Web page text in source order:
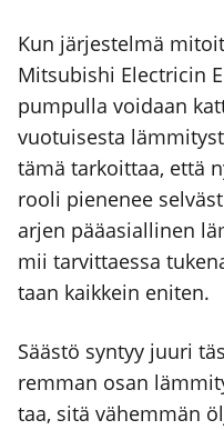
Kun jär­jes­tel­mä
Mit­su­bis­hi Elect­ricin
pum­pul­la voi­daan
vuo­tui­ses­ta
tämä tar­koit­taa, että
roo­li pie­ne­nee
arjen pää­asial­li­nen
mii tar­vit­taes­sa
taan kaik­kein eni­ten.
Sääs­tö syn­tyy juu­ri
rem­man osan
taa, sitä vähem­män